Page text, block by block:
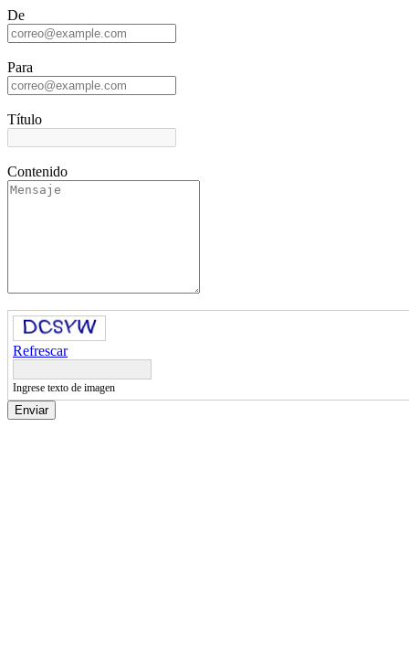
De
Para
Título
Contenido
Refrescar
Ingrese texto de imagen